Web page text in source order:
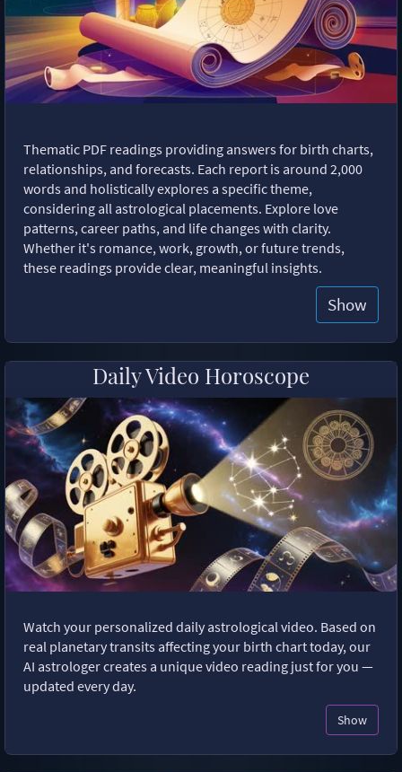
Thematic PDF readings providing answers for birth charts,
relationships, and forecasts. Each report is around 2,000
words and holistically explores a specific theme,
considering all astrological placements. Explore love
patterns, career paths, and life changes with clarity.
Whether it's romance, work, growth, or future trends,
these readings provide clear, meaningful insights.
Show
Daily Video Horoscope
Watch your personalized daily astrological video. Based on
real planetary transits affecting your birth chart today, our
AI astrologer creates a unique video reading just for you —
updated every day.
Show